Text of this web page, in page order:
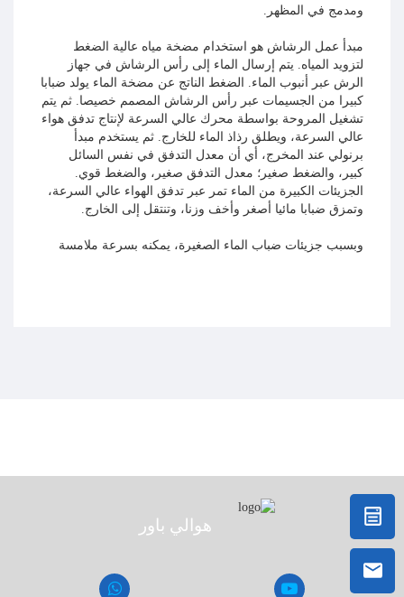
ومدمج في المظهر.
مبدأ عمل الرشاش هو استخدام مضخة مياه عالية الضغط
لتزويد المياه. يتم إرسال الماء إلى رأس الرشاش في جهاز
الرش عبر أنبوب الماء. الضغط الناتج عن مضخة الماء يولد ضبابا
كبيرا من الجسيمات عبر رأس الرشاش المصمم خصيصا. ثم يتم
تشغيل المروحة بواسطة محرك عالي السرعة لإنتاج تدفق هواء
عالي السرعة، ويطلق رذاذ الماء للخارج. ثم يستخدم مبدأ
برنولي عند المخرج، أي أن معدل التدفق في نفس السائل
كبير، والضغط صغير؛ معدل التدفق صغير، والضغط قوي.
الجزيئات الكبيرة من الماء تمر عبر تدفق الهواء عالي السرعة،
وتمزق ضبابا مائيا أصغر وأخف وزنا، وتنتقل إلى الخارج.
وبسبب جزيئات ضباب الماء الصغيرة، يمكنه بسرعة ملامسة
هوالي باور